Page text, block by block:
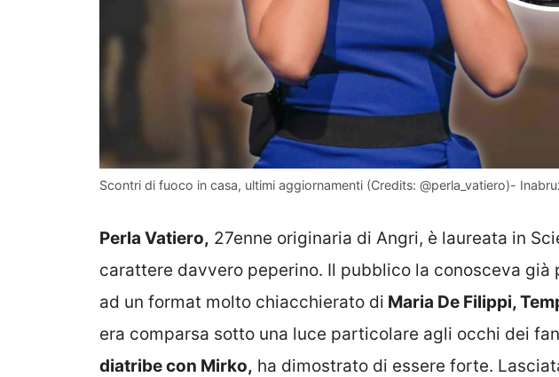
Scontri di fuoco in casa, ultimi aggiornamenti (Credits: @perla_vatiero)-
Perla Vatiero, 27enne originaria di Angri, è laureata in
carattere davvero peperino. Il pubblico la conosceva già
ad un format molto chiacchierato di Maria De Filippi,
era comparsa sotto una luce particolare agli occhi dei
diatribe con Mirko, ha dimostrato di essere forte.